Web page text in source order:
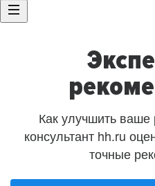
Как улучшить
консультант hh.ru
точные